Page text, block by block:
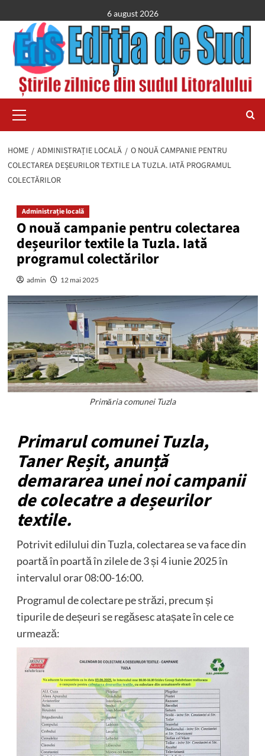
to
content
6 august 2026
Menu
HOME ADMINISTRAȚIE LOCALĂ
O NOUĂ CAMPANIE PENTRU
COLECTAREA DEȘEURILOR TEXTILE LA TUZLA. IATĂ PROGRAMUL
COLECTĂRILOR
Administrație locală
O nouă campanie pentru colectarea
deșeurilor textile la Tuzla. Iată
programul colectărilor
admin 12 mai 2025
Primăria comunei Tuzla
Primarul comunei Tuzla,
Taner Reșit, anunță
demararea unei noi campanii
de colecatre a deșeurilor
textile.
Potrivit edilului din Tuzla, colectarea se va face din
poartă în poartă în zilele de 3 și 4 iunie 2025 în
intervalul orar 08:00-16:00.
Programul de colectare pe străzi, precum și
tipurile de deșeuri se regăsesc atașate în cele ce
urmează: